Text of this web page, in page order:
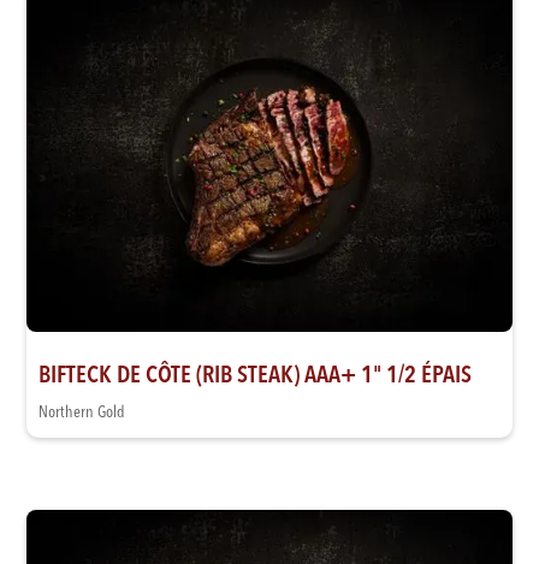
BIFTECK DE CÔTE (RIB STEAK) AAA+ 1" 1/2 ÉPAIS
Northern Gold